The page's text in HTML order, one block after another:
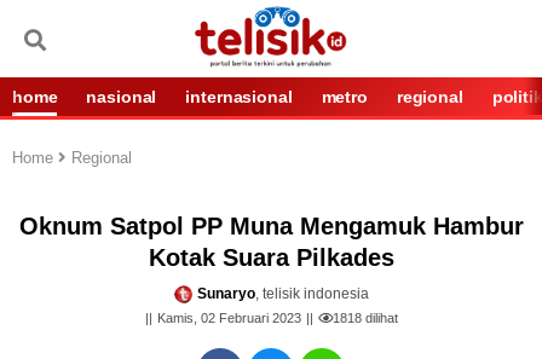
home nasional internasional metro regional politik
Home Regional
Oknum Satpol PP Muna Mengamuk Hambur
Kotak Suara Pilkades
Sunaryo, telisik indonesia
Kamis, 02 Februari 2023 1818dilihat